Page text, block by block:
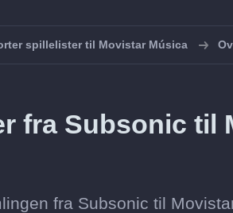
spillelister til Movistar Música
fra Subsonic til
fra Subsonic til